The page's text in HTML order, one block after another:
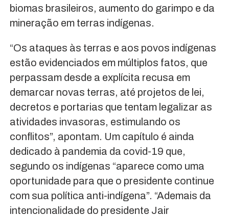
biomas brasileiros, aumento do garimpo e da
mineração em terras indígenas.
“Os ataques às terras e aos povos indígenas
estão evidenciados em múltiplos fatos, que
perpassam desde a explícita recusa em
demarcar novas terras, até projetos de lei,
decretos e portarias que tentam legalizar as
atividades invasoras, estimulando os
conflitos”, apontam. Um capítulo é ainda
dedicado à pandemia da covid-19 que,
segundo os indígenas “aparece como uma
oportunidade para que o presidente continue
com sua política anti-indígena”. “Ademais da
intencionalidade do presidente Jair